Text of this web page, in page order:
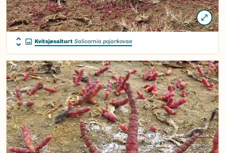
Kvitsjøsalturt Salicornia pojarkovae